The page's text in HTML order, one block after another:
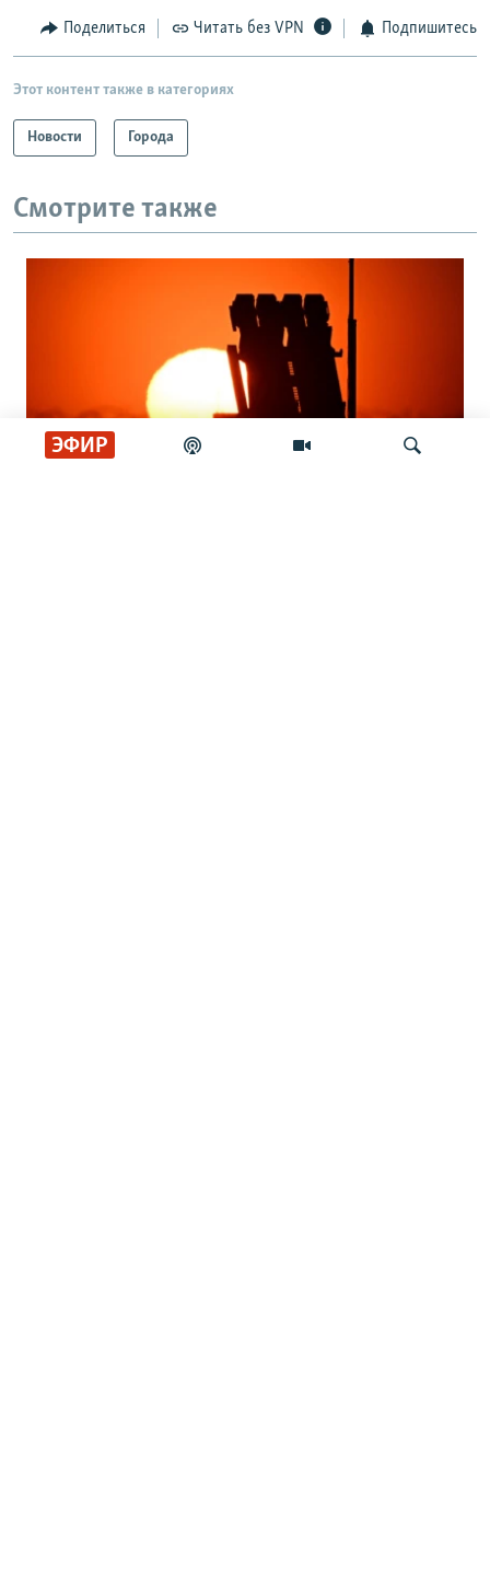
ЭФИР
Поделиться Читать без VPN Подпишитесь
Этот контент также в категориях
Новости Города
Смотрите также